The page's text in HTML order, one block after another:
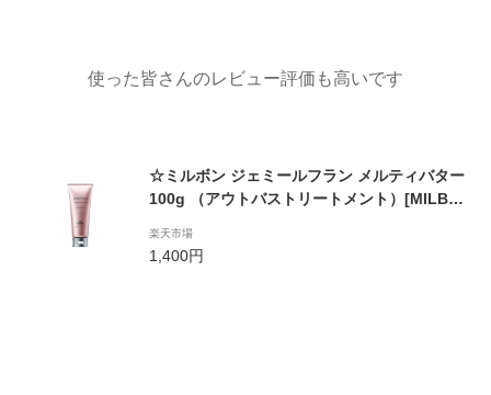
使った皆さんのレビュー評価も高いです
☆ミルボン ジェミールフラン メルティバター
100g （アウトバストリートメント）[MILBO
楽天市場
1,400円